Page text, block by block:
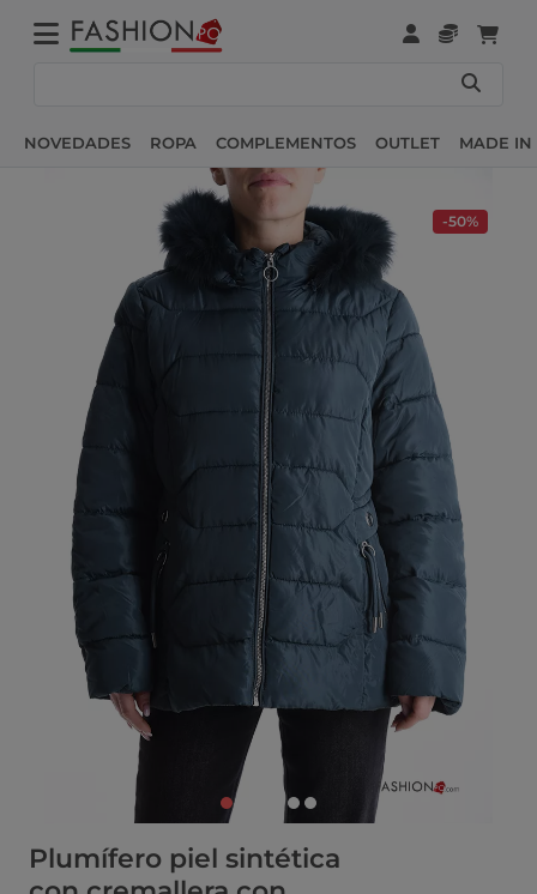
NOVEDADES ROPA COMPLEMENTOS OUTLET MADE IN
-50%
Plumífero piel sintética